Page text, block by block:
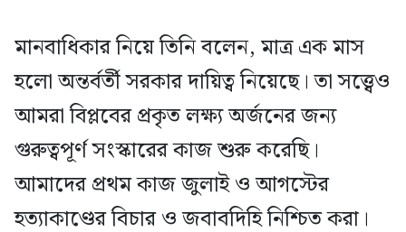
মানবাধিকার নিয়ে তিনি বলেন, মাত্র এক মাস
হলো অন্তর্বর্তী সরকার দায়িত্ব নিয়েছে। তা সত্ত্বেও
আমরা বিপ্লবের প্রকৃত লক্ষ্য অর্জনের জন্য
গুরুত্বপূর্ণ সংস্কারের কাজ শুরু করেছি।
আমাদের প্রথম কাজ জুলাই ও আগস্টের
হত্যাকাণ্ডের বিচার ও জবাবদিহি নিশ্চিত করা।